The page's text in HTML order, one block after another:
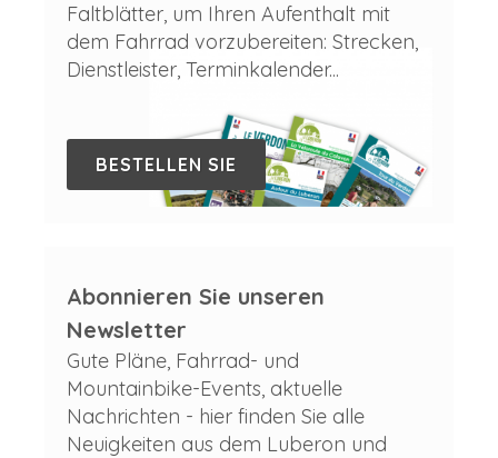
Faltblätter, um Ihren Aufenthalt mit
dem Fahrrad vorzubereiten: Strecken,
Dienstleister, Terminkalender...
BESTELLEN SIE
Abonnieren Sie unseren
Newsletter
Gute Pläne, Fahrrad- und
Mountainbike-Events, aktuelle
Nachrichten - hier finden Sie alle
Neuigkeiten aus dem Luberon und